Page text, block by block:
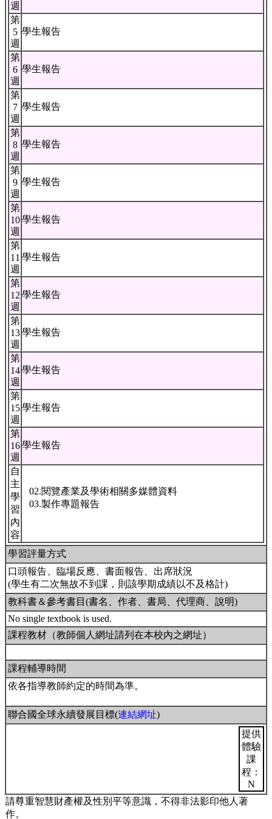
週
第
5
週
學生報告
第
6
週
學生報告
第
7
週
學生報告
第
8
週
學生報告
第
9
週
學生報告
第
10
週
學生報告
第
11
週
學生報告
第
12
週
學生報告
第
13
週
學生報告
第
14
週
學生報告
第
15
週
學生報告
第
16
週
學生報告
自
主
學
習
內
容
02.閱覽產業及學術相關多媒體資料
03.製作專題報告
學習評量方式
口頭報告、臨場反應、書面報告、出席狀況
(學生有二次無故不到課，則該學期成績以不及格計)
教科書＆參考書目(書名、作者、書局、代理商、說明)
No single textbook is used.
課程教材（教師個人網址請列在本校內之網址）
課程輔導時間
依各指導教師約定的時間為準。
聯合國全球永續發展目標(連結網址)
提供
體驗
課
程：
N
請尊重智慧財產權及性別平等意識，不得非法影印他人著
作。